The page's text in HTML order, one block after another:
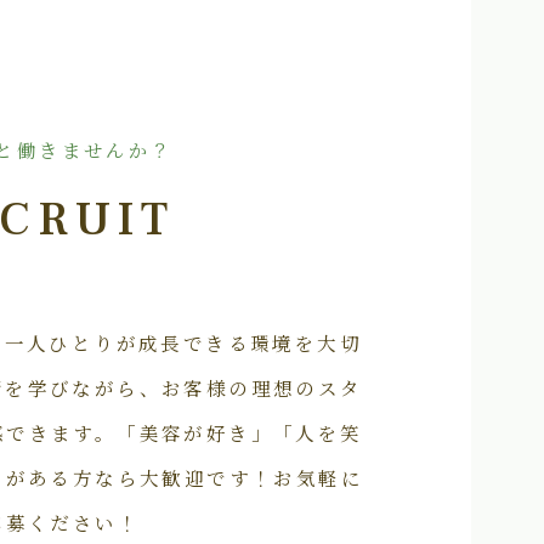
働きませんか？
人ひとりが成長できる環境を大切
学びながら、お客様の理想のスタ
きます。「美容が好き」「人を笑
ある方なら大歓迎です！お気軽に
ください！